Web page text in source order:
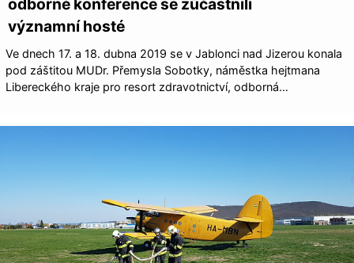
odborné konference se zúčastnili
významní hosté
Ve dnech 17. a 18. dubna 2019 se v Jablonci nad Jizerou konala
pod záštitou MUDr. Přemysla Sobotky, náměstka hejtmana
Libereckého kraje pro resort zdravotnictví, odborná…